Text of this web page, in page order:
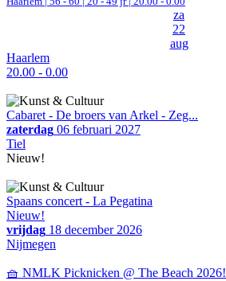
za
22
aug
Haarlem
20.00 - 0.00
Cabaret - De broers van Arkel - Zeg...
zaterdag 06 februari 2027
Tiel
Nieuw!
Spaans concert - La Pegatina
Nieuw!
vrijdag 18 december 2026
Nijmegen
🧺 NMLK Picknicken @ The Beach 2026!